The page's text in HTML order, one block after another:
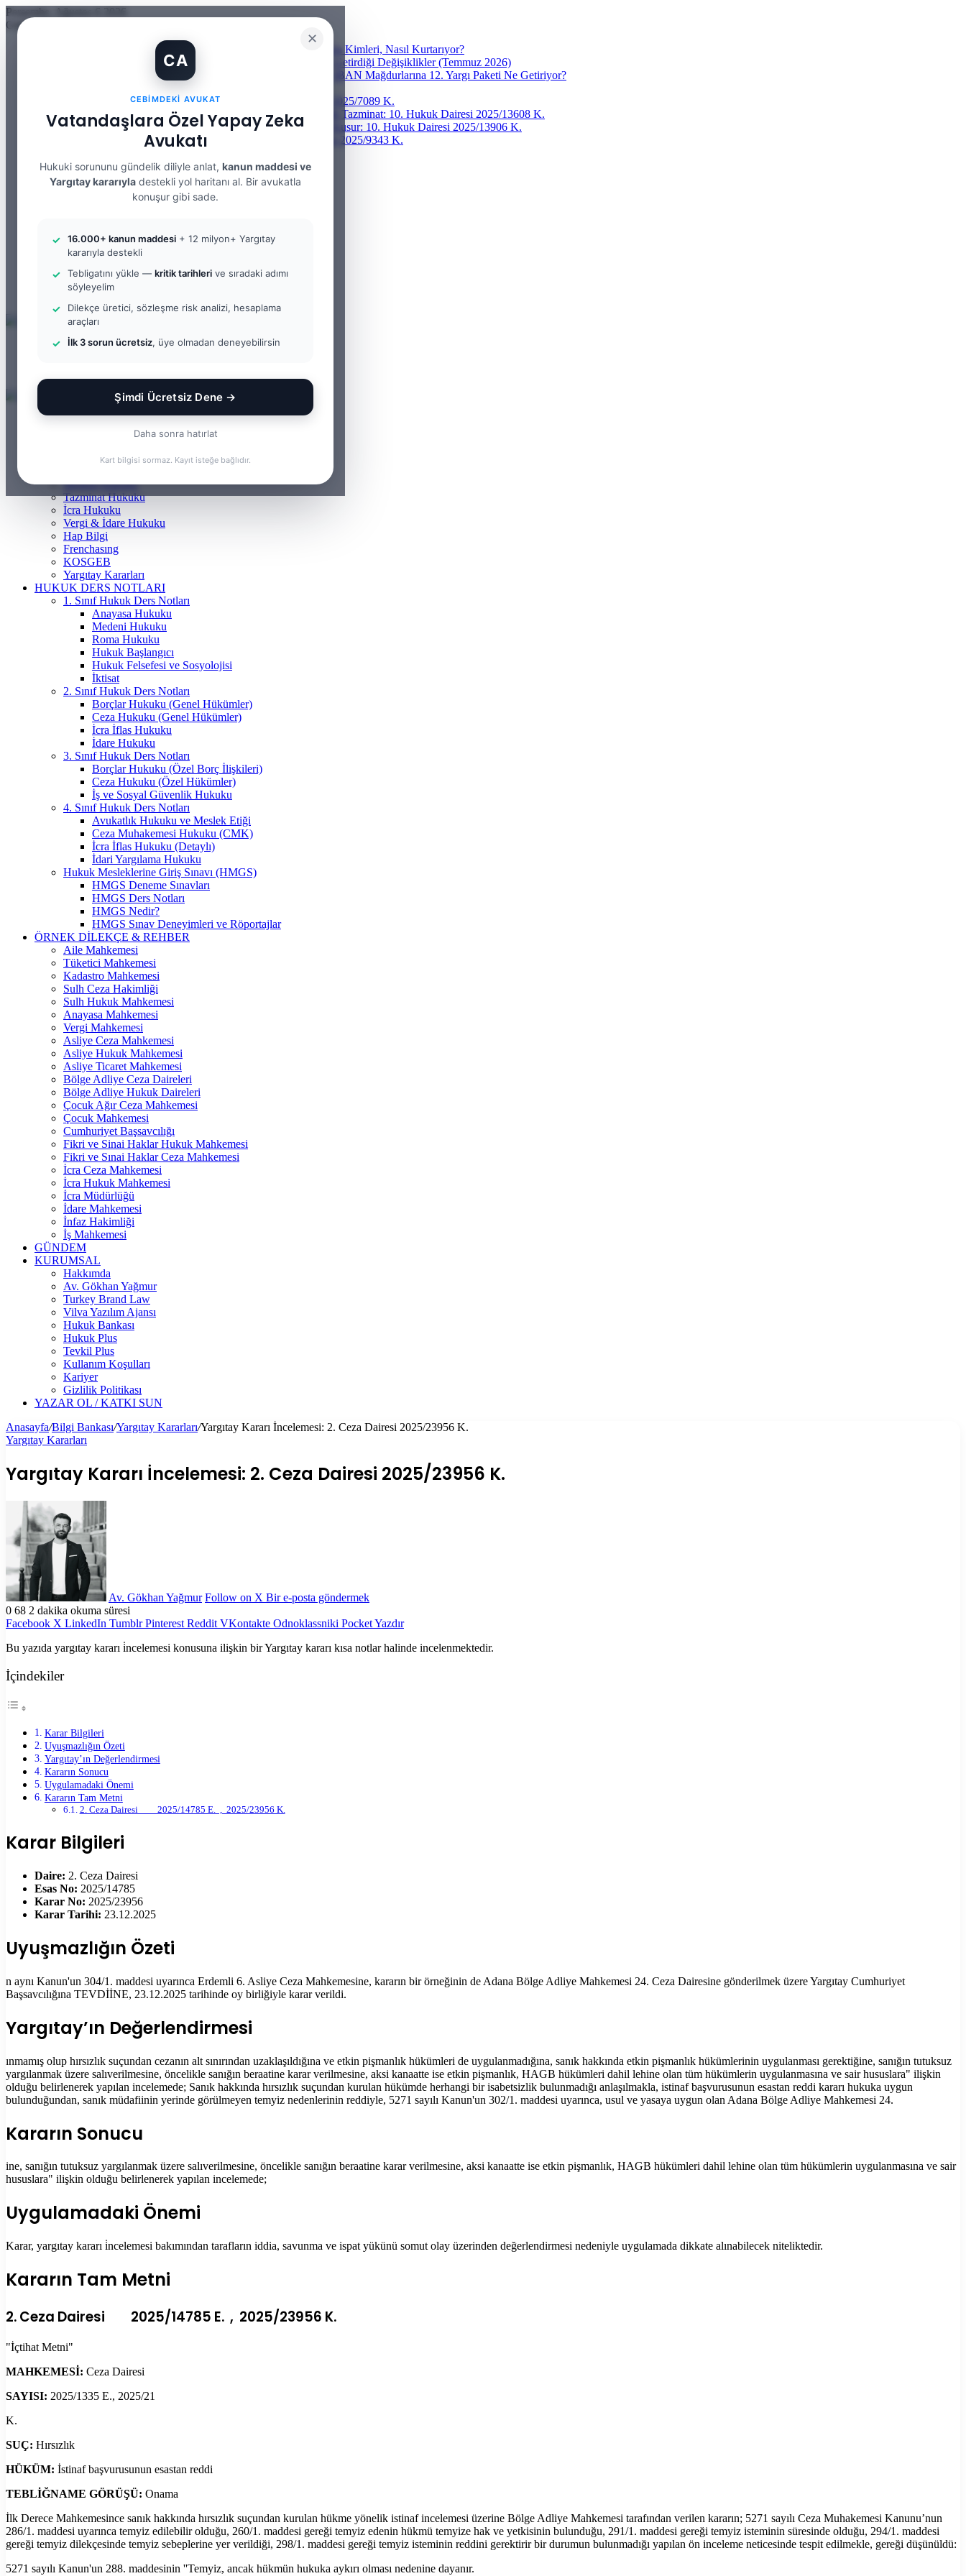
✕
CA
CEBIMDEKI AVUKAT
Vatandaşlara Özel Yapay Zeka
Avukatı
Hukuki sorununu gündelik diliyle anlat, kanun maddesi ve
Yargıtay kararıyla destekli yol haritanı al. Bir avukatla
konuşur gibi sade.
16.000+ kanun maddesi + 12 milyon+ Yargıtay
kararıyla destekli
Tebligatını yükle — kritik tarihleri ve sıradaki adımı
söyleyelim
Dilekçe üretici, sözleşme risk analizi, hesaplama
araçları
İlk 3 sorun ücretsiz, üye olmadan deneyebilirsin
Şimdi Ücretsiz Dene →
Daha sonra hatırlat
Kart bilgisi sormaz. Kayıt isteğe bağlıdır.
Perşembe, Ağustos 6 2026
Güncel Makale
İBAN Kiralama Cezasında Yeni Dönem: TCK 158’e Eklenen Fıkra Kimleri, Nasıl Kurtarıyor?
12. Yargı Paketi Kabul Edildi: Avukat Gözüyle Tüm Maddeler ve Getirdiği Değişiklikler (Temmuz 2026)
Banka Hesabımı Dolandırıcılara Kullandırdım, Başıma Ne Gelir? IBAN Mağdurlarına 12. Yargı Paketi Ne Getiriyor?
Yargıtay Kararı İncelemesi ve Tanık Beyanları: 9. Hukuk Dairesi 2025/7089 K.
Kusur Belirlemesinin Maddi ve Manevi Tazminata Etkisi ve Maddi Tazminat: 10. Hukuk Dairesi 2025/13608 K.
Kusur Belirlemesinin Maddi ve Manevi Tazminata Etkisi ve Ağır Kusur: 10. Hukuk Dairesi 2025/13906 K.
Kira Sözleşmesinin Feshi ve Bilirkişi İncelemesi: 9. Hukuk Dairesi 2025/9343 K.
Yargıtay Kararı İncelemesi: 2. Ceza Dairesi 2026/4266 K.
Facebook
WhatsApp
Kayıt Ol
Rastgele Makale
Kenar Bölmesi
Menü
ANASAYFA
Ceza Hukuku
Medeni Hukuku
Tazminat Hukuku
İcra Hukuku
Vergi & İdare Hukuku
Hap Bilgi
Frenchasıng
KOSGEB
Yargıtay Kararları
HUKUK DERS NOTLARI
1. Sınıf Hukuk Ders Notları
Anayasa Hukuku
Medeni Hukuku
Roma Hukuku
Hukuk Başlangıcı
Hukuk Felsefesi ve Sosyolojisi
İktisat
2. Sınıf Hukuk Ders Notları
Borçlar Hukuku (Genel Hükümler)
Ceza Hukuku (Genel Hükümler)
İcra İflas Hukuku
İdare Hukuku
3. Sınıf Hukuk Ders Notları
Borçlar Hukuku (Özel Borç İlişkileri)
Ceza Hukuku (Özel Hükümler)
İş ve Sosyal Güvenlik Hukuku
4. Sınıf Hukuk Ders Notları
Avukatlık Hukuku ve Meslek Etiği
Ceza Muhakemesi Hukuku (CMK)
İcra İflas Hukuku (Detaylı)
İdari Yargılama Hukuku
Hukuk Mesleklerine Giriş Sınavı (HMGS)
HMGS Deneme Sınavları
HMGS Ders Notları
HMGS Nedir?
HMGS Sınav Deneyimleri ve Röportajlar
ÖRNEK DILEKÇE & REHBER
Aile Mahkemesi
Tüketici Mahkemesi
Kadastro Mahkemesi
Sulh Ceza Hakimliği
Sulh Hukuk Mahkemesi
Anayasa Mahkemesi
Vergi Mahkemesi
Asliye Ceza Mahkemesi
Asliye Hukuk Mahkemesi
Asliye Ticaret Mahkemesi
Bölge Adliye Ceza Daireleri
Bölge Adliye Hukuk Daireleri
Çocuk Ağır Ceza Mahkemesi
Çocuk Mahkemesi
Cumhuriyet Başsavcılığı
Fikri ve Sinai Haklar Hukuk Mahkemesi
Fikri ve Sınai Haklar Ceza Mahkemesi
İcra Ceza Mahkemesi
İcra Hukuk Mahkemesi
İcra Müdürlüğü
İdare Mahkemesi
İnfaz Hakimliği
İş Mahkemesi
GÜNDEM
KURUMSAL
Hakkımda
Av. Gökhan Yağmur
Turkey Brand Law
Vilva Yazılım Ajansı
Hukuk Bankası
Hukuk Plus
Tevkil Plus
Kullanım Koşulları
Kariyer
Gizlilik Politikası
YAZAR OL / KATKI SUN
Anasayfa/Bilgi Bankası/Yargıtay Kararları/Yargıtay Kararı İncelemesi: 2. Ceza Dairesi 2025/23956 K.
Yargıtay Kararları
Yargıtay Kararı İncelemesi: 2. Ceza Dairesi 2025/23956 K.
Av. Gökhan Yağmur Follow on X Bir e-posta göndermek
0 68 2 dakika okuma süresi
Facebook X LinkedIn Tumblr Pinterest Reddit VKontakte Odnoklassniki PocketYazdır
Bu yazıda yargıtay kararı i̇ncelemesi konusuna ilişkin bir Yargıtay kararı kısa notlar halinde incelenmektedir.
İçindekiler
Karar Bilgileri
Uyuşmazlığın Özeti
Yargıtay’ın Değerlendirmesi
Kararın Sonucu
Uygulamadaki Önemi
Kararın Tam Metni
2. Ceza Dairesi 2025/14785 E. , 2025/23956 K.
Karar Bilgileri
Daire: 2. Ceza Dairesi
Esas No: 2025/14785
Karar No: 2025/23956
Karar Tarihi: 23.12.2025
Uyuşmazlığın Özeti
n aynı Kanun'un 304/1. maddesi uyarınca Erdemli 6. Asliye Ceza Mahkemesine, kararın bir örneğinin de Adana Bölge Adliye Mahkemesi 24. Ceza Dairesine gönderilmek üzere Yargıtay Cumhuriyet
Başsavcılığına TEVDİİNE, 23.12.2025 tarihinde oy birliğiyle karar verildi.
Yargıtay’ın Değerlendirmesi
ınmamış olup hırsızlık suçundan cezanın alt sınırından uzaklaşıldığına ve etkin pişmanlık hükümleri de uygulanmadığına, sanık hakkında etkin pişmanlık hükümlerinin uygulanması gerektiğine, sanığın tutuksuz
yargılanmak üzere salıverilmesine, öncelikle sanığın beraatine karar verilmesine, aksi kanaatte ise etkin pişmanlık, HAGB hükümleri dahil lehine olan tüm hükümlerin uygulanmasına ve sair hususlara" ilişkin
olduğu belirlenerek yapılan incelemede; Sanık hakkında hırsızlık suçundan kurulan hükümde herhangi bir isabetsizlik bulunmadığı anlaşılmakla, istinaf başvurusunun esastan reddi kararı hukuka uygun
bulunduğundan, sanık müdafiinin yerinde görülmeyen temyiz nedenlerinin reddiyle, 5271 sayılı Kanun'un 302/1. maddesi uyarınca, usul ve yasaya uygun olan Adana Bölge Adliye Mahkemesi 24.
Kararın Sonucu
ine, sanığın tutuksuz yargılanmak üzere salıverilmesine, öncelikle sanığın beraatine karar verilmesine, aksi kanaatte ise etkin pişmanlık, HAGB hükümleri dahil lehine olan tüm hükümlerin uygulanmasına ve sair
hususlara" ilişkin olduğu belirlenerek yapılan incelemede;
Uygulamadaki Önemi
Karar, yargıtay kararı i̇ncelemesi bakımından tarafların iddia, savunma ve ispat yükünü somut olay üzerinden değerlendirmesi nedeniyle uygulamada dikkate alınabilecek niteliktedir.
Kararın Tam Metni
2. Ceza Dairesi 2025/14785 E. , 2025/23956 K.
"İçtihat Metni"
MAHKEMESİ: Ceza Dairesi
SAYISI: 2025/1335 E., 2025/21
K.
SUÇ: Hırsızlık
HÜKÜM: İstinaf başvurusunun esastan reddi
TEBLİĞNAME GÖRÜŞÜ: Onama
İlk Derece Mahkemesince sanık hakkında hırsızlık suçundan kurulan hükme yönelik istinaf incelemesi üzerine Bölge Adliye Mahkemesi tarafından verilen kararın; 5271 sayılı Ceza Muhakemesi Kanunu’nun
286/1. maddesi uyarınca temyiz edilebilir olduğu, 260/1. maddesi gereği temyiz edenin hükmü temyize hak ve yetkisinin bulunduğu, 291/1. maddesi gereği temyiz isteminin süresinde olduğu, 294/1. maddesi
gereği temyiz dilekçesinde temyiz sebeplerine yer verildiği, 298/1. maddesi gereği temyiz isteminin reddini gerektirir bir durumun bulunmadığı yapılan ön inceleme neticesinde tespit edilmekle, gereği düşünüldü:
5271 sayılı Kanun'un 288. maddesinin ''Temyiz, ancak hükmün hukuka aykırı olması nedenine dayanır.